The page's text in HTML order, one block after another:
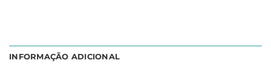
INFORMAÇÃO ADICIONAL